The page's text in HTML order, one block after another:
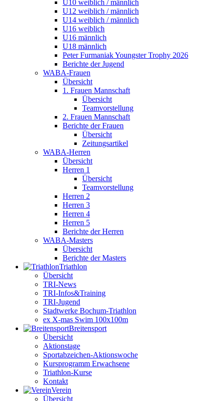
U10 weiblich / männlich
U12 weiblich / männlich
U14 weiblich / männlich
U16 weiblich
U16 männlich
U18 männlich
Peter Furmaniak Youngster Trophy 2026
Berichte der Jugend
WABA-Frauen
Übersicht
1. Frauen Mannschaft
Übersicht
Teamvorstellung
2. Frauen Mannschaft
Berichte der Frauen
Übersicht
Zeitungsartikel
WABA-Herren
Übersicht
Herren 1
Übersicht
Teamvorstellung
Herren 2
Herren 3
Herren 4
Herren 5
Berichte der Herren
WABA-Masters
Übersicht
Berichte der Masters
Triathlon
Übersicht
TRI-News
TRI-Infos&Training
TRI-Jugend
Stadtwerke Bochum-Triathlon
ex X-mas Swim 100x100m
Breiten­sport
Übersicht
Aktionstage
Sportabzeichen-Aktionswoche
Kursprogramm Erwachsene
Triathlon-Kurse
Kontakt
Verein
Übersicht